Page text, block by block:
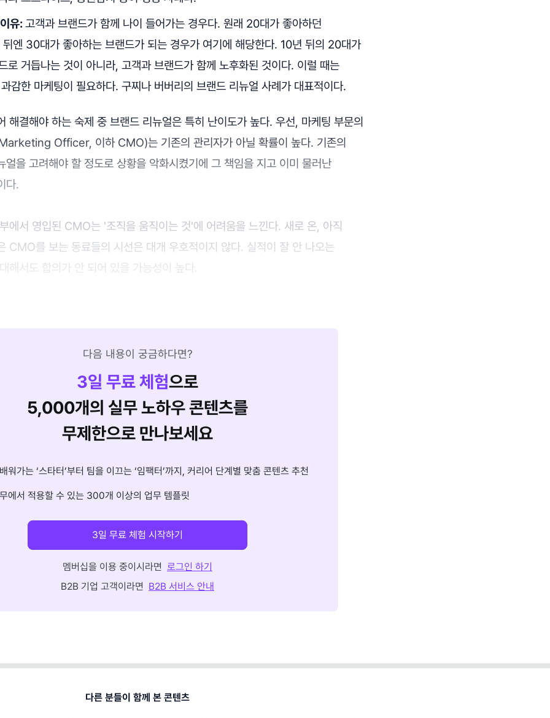
유:고객과 브랜드가 함께 나이 들어가는 경우다. 원래 20대가 좋아하던
엔 30대가 좋아하는 브랜드가 되는 경우가 여기에 해당한다. 10년 뒤의 20대가
로 거듭나는 것이 아니라, 고객과 브랜드가 함께 노후화된 것이다. 이럴 때는
감한 마케팅이 필요하다. 구찌나 버버리의 브랜드 리뉴얼 사례가 대표적이다.
해결해야 하는 숙제 중 브랜드 리뉴얼은 특히 난이도가 높다. 우선, 마케팅 부문의
Officer, 이하 CMO)는 기존의 관리자가 아닐 확률이 높다. 기존의
얼을 고려해야 할 정도로 상황을 악화시켰기에 그 책임을 지고 이미 물러난
다.
에서 영입된 CMO는 '조직을 움직이는 것'에 어려움을 느낀다. 새로 온, 아직
CMO를 보는 동료들의 시선은 대개 우호적이지 않다. 실적이 잘 안 나오는
해서도 합의가 안 되어 있을 가능성이 높다.
다음 내용이 궁금하다면?
3일 무료 체험으로
5,000개의 실무 노하우 콘텐츠를
무제한으로 만나보세요
워가는 ‘스타터’부터 팀을 이끄는 ‘임팩터’까지, 커리어 단계별 맞춤 콘텐츠 추천
에서 적용할 수 있는 300개 이상의 업무 템플릿
3일 무료 체험 시작하기
멤버십을 이용 중이시라면 로그인 하기
B2B 기업 고객이라면 B2B 서비스 안내
다른 분들이 함께 본 콘텐츠